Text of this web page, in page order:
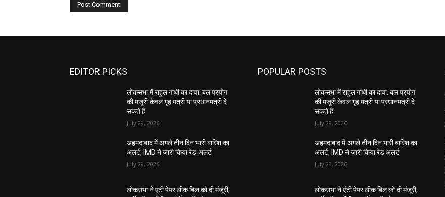
EDITOR PICKS
लोकसभा में राहुल गांधी का दावा: बल प्रयोग
की मंजूरी केवल गृह मंत्री या प्रधानमंत्री दे
सकते हैं
July 29, 2026
अहमदाबाद में अगले तीन दिन भारी बारिश का
अलर्ट, IMD ने जारी किया रेड अलर्ट
July 29, 2026
लोकसभा ने एंटी पेपर लीक बिल को दी मंजूरी,
POPULAR POSTS
लोकसभा में राहुल गांधी का दावा: बल प्रयोग
की मंजूरी केवल गृह मंत्री या प्रधानमंत्री दे
सकते हैं
July 29, 2026
अहमदाबाद में अगले तीन दिन भारी बारिश का
अलर्ट, IMD ने जारी किया रेड अलर्ट
July 29, 2026
लोकसभा ने एंटी पेपर लीक बिल को दी मंजूरी,